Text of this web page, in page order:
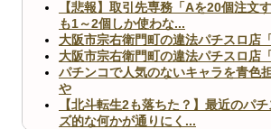
【悲報】取引先専務「Aを20個注
も1～2個しか使わな...
大阪市宗右衛門町の違法パチスロ店
大阪市宗右衛門町の違法パチスロ店
パチンコで人気のないキャラを青色
や
【北斗転生2も落ちた？】最近のパ
ズ的な何かが通りにく...